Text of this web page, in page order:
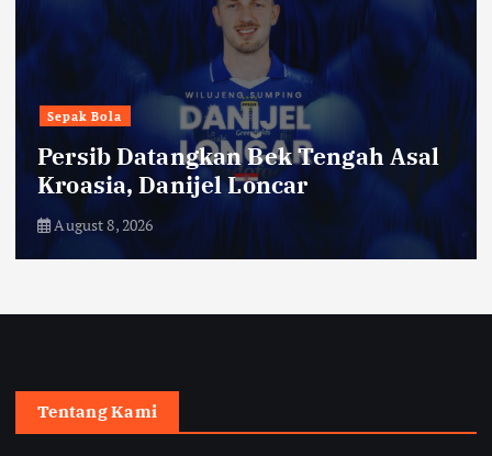
transportasi
Garuda Indonesia Buka Rute
Bandung-Denpasar Mulai 14
Agustus
August 8, 2026
Tentang Kami